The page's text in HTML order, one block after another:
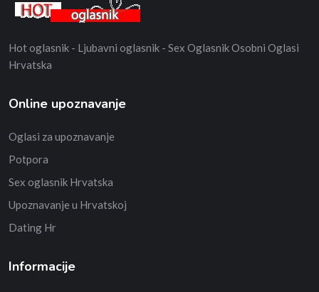
Hot oglasnik - Ljubavni oglasnik - Sex Oglasnik Osobni Oglasi
Hrvatska
Online upoznavanje
Oglasi za upoznavanje
Potpora
Sex oglasnik Hrvatska
Upoznavanje u Hrvatskoj
Dating Hr
Informacije